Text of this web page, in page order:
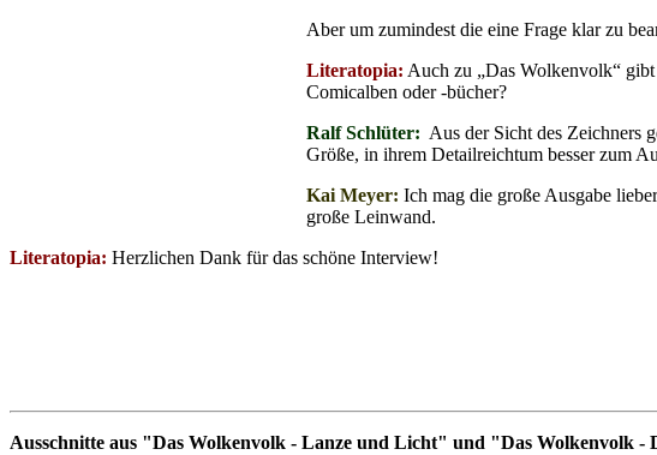
Aber um zumindest die eine Frage klar zu
Literatopia: Auch zu „Das Wolkenvolk“ gibt
Comicalben oder -bücher?
Ralf Schlüter: Aus der Sicht des Zeichners
Größe, in ihrem Detailreichtum besser zum
Kai Meyer: Ich mag die große Ausgabe
große Leinwand.
Literatopia: Herzlichen Dank für das schöne Interview!
Ausschnitte aus "Das Wolkenvolk - Lanze und Licht" und "Das Wolkenvolk